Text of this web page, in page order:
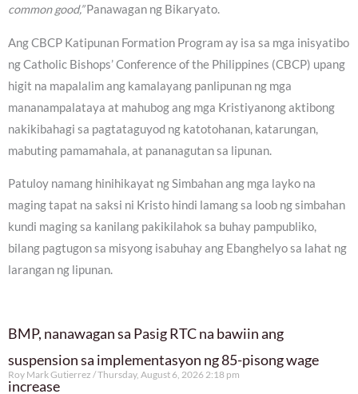
common good,”Panawagan ng Bikaryato.
Ang CBCP Katipunan Formation Program ay isa sa mga inisyatibo
ng Catholic Bishops’ Conference of the Philippines (CBCP) upang
higit na mapalalim ang kamalayang panlipunan ng mga
mananampalataya at mahubog ang mga Kristiyanong aktibong
nakikibahagi sa pagtataguyod ng katotohanan, katarungan,
mabuting pamamahala, at pananagutan sa lipunan.
Patuloy namang hinihikayat ng Simbahan ang mga layko na
maging tapat na saksi ni Kristo hindi lamang sa loob ng simbahan
kundi maging sa kanilang pakikilahok sa buhay pampubliko,
bilang pagtugon sa misyong isabuhay ang Ebanghelyo sa lahat ng
larangan ng lipunan.
BMP, nanawagan sa Pasig RTC na bawiin ang
suspension sa implementasyon ng 85-pisong wage
increase
Roy Mark Gutierrez Thursday, August 6, 2026 2:18 pm